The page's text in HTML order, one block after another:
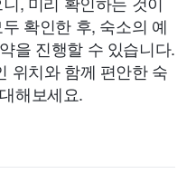
확인한 후, 숙소의 예
을 진행할 수 있습니다.
위치와 함께 편안한 숙
해보세요.